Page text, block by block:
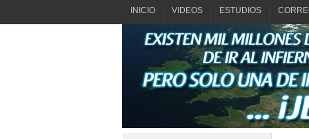
INICIO VIDEOS ESTUDIOS